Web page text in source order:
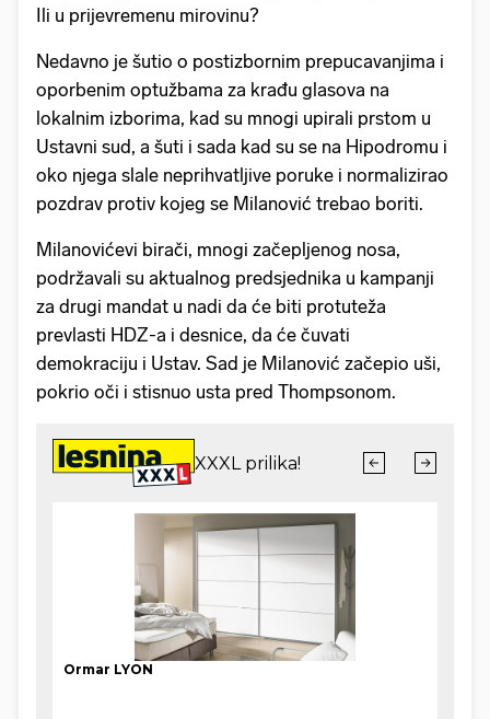
Ili u prijevremenu mirovinu?
Nedavno je šutio o postizbornim prepucavanjima i
oporbenim optužbama za krađu glasova na
lokalnim izborima, kad su mnogi upirali prstom u
Ustavni sud, a šuti i sada kad su se na Hipodromu i
oko njega slale neprihvatljive poruke i normalizirao
pozdrav protiv kojeg se Milanović trebao boriti.
Milanovićevi birači, mnogi začepljenog nosa,
podržavali su aktualnog predsjednika u kampanji
za drugi mandat u nadi da će biti protuteža
prevlasti HDZ-a i desnice, da će čuvati
demokraciju i Ustav. Sad je Milanović začepio uši,
pokrio oči i stisnuo usta pred Thompsonom.